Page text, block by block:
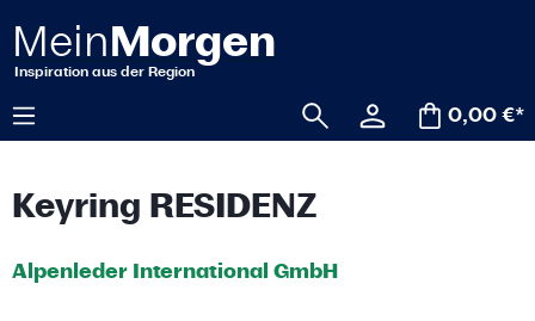
springen
0,00 €*
Keyring RESIDENZ
Alpenleder International GmbH